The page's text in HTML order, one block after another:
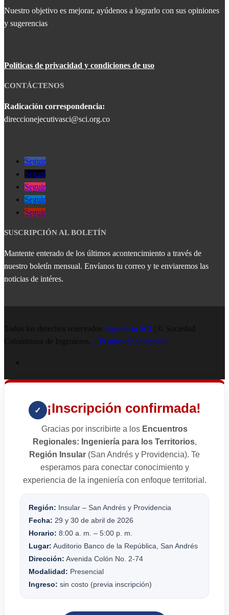
Nuestro objetivo es mejorar, ayúdenos a lograrlo con sus opiniones
y sugerencias
Políticas de privacidad y condiciones de uso
CONTÁCTENOS
Radicación correspondencia:
direccionejecutivasci@sci.org.co
Seguir
Seguir
Seguir
Seguir
Seguir
SUSCRIPCIÓN AL BOLETÍN
Mantente enterado de los últimos acontencimiento a través de
nuestro boletín mensual. Envíanos tu correo y te enviaremos las
noticias de intéres.
Todos los derechos reservados Ingenieria SCI
| © Sociedad
Colombiana de Ingenieros.
138 años de fundación
✓ ¡Inscripción confirmada!
Gracias por inscribirte a los Encuentros
Regionales: Ingeniería para los Territorios,
Región Insular (San Andrés y Providencia). Te
esperamos para conectar conocimiento y
experiencia de la ingeniería con enfoque territorial.
Región: Insular – San Andrés y Providencia
Fecha: 29 y 30 de abril de 2026
Horario: 8:00 a. m. – 5:00 p. m.
Lugar: Auditorio Banco de la República, San Andrés
Dirección: Avenida Colón No. 2-74
Modalidad: Presencial
Ingreso: sin costo (previa inscripción)